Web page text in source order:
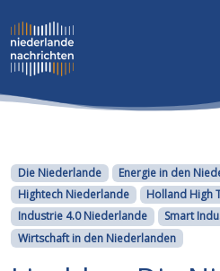
Kategorien
Die Niederlande
Energie in den
Hightech Niederlande
Holland High
Industrie 4.0 Niederlande
Smart
Wirtschaft in den Niederlanden